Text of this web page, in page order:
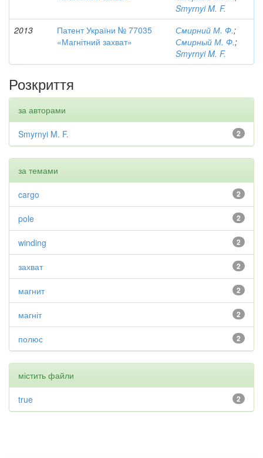
Smyrnyi M. F.
2013
Патент України № 77035
«Магнітний захват»
Смирний М. Ф.;
Смирный М. Ф.;
Smyrnyi M. F.
Розкриття
за авторами
2
Smyrnyi M. F.
за темами
2
cargo
2
pole
2
winding
2
захват
2
магнит
2
магніт
2
полюс
містить файли
2
true